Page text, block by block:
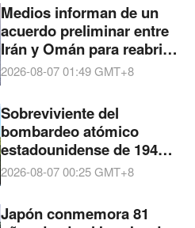
Medios informan de un
acuerdo preliminar entre
Irán y Omán para reabrir
el estrecho de Ormuz
2026-08-07 01:49GMT+8
Sobreviviente del
bombardeo atómico
estadounidense de 1945
en Hiroshima dice que
2026-08-07 00:25GMT+8
Japón conmemora 81